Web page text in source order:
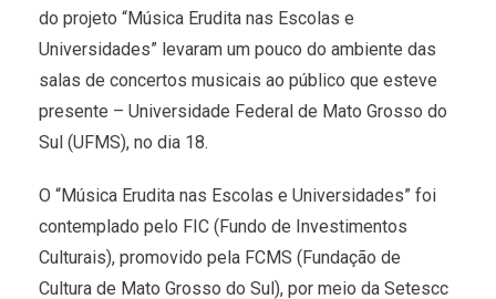
do projeto “Música Erudita nas Escolas e
Universidades” levaram um pouco do ambiente das
salas de concertos musicais ao público que esteve
presente – Universidade Federal de Mato Grosso do
Sul (UFMS), no dia 18.
O “Música Erudita nas Escolas e Universidades” foi
contemplado pelo FIC (Fundo de Investimentos
Culturais), promovido pela FCMS (Fundação de
Cultura de Mato Grosso do Sul), por meio da Setescc